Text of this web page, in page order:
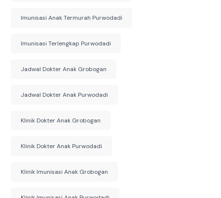
Imunisasi Anak Termurah Purwodadi
Imunisasi Terlengkap Purwodadi
Jadwal Dokter Anak Grobogan
Jadwal Dokter Anak Purwodadi
Klinik Dokter Anak Grobogan
Klinik Dokter Anak Purwodadi
Klinik Imunisasi Anak Grobogan